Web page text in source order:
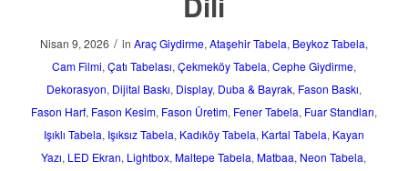
Nisan 9, 2026 / in Araç Giydirme, Ataşehir Tabela, Beykoz Tabela,
Cam Filmi, Çatı Tabelası, Çekmeköy Tabela, Cephe Giydirme,
Dekorasyon, Dijital Baskı, Display, Duba & Bayrak, Fason Baskı,
Fason Harf, Fason Kesim, Fason Üretim, Fener Tabela, Fuar Standları,
Işıklı Tabela, Işıksız Tabela, Kadıköy Tabela, Kartal Tabela, Kayan
Yazı, LED Ekran, Lightbox, Maltepe Tabela, Matbaa, Neon Tabela,